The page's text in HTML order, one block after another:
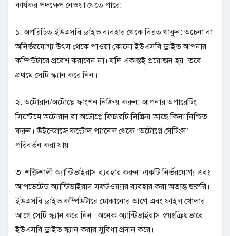
কার্যকর পদক্ষেপ নেওয়া যেতে পারে:
১. অপরিচিত ইউএসবি ড্রাইভ ব্যবহার থেকে বিরত থাকুন: অচেনা বা
অনির্ভরযোগ্য উৎস থেকে পাওয়া কোনো ইউএসবি ড্রাইভ আপনার
কম্পিউটারে প্রবেশ করাবেন না। যদি একান্তই প্রয়োজন হয়, তবে
প্রথমে সেটি স্ক্যান করে নিন।
২. অটোরান/অটোপ্লে ফাংশন নিষ্ক্রিয় করুন: আপনার অপারেটিং
সিস্টেমে অটোরান বা অটোপ্লে ফিচারটি নিষ্ক্রিয় আছে কিনা নিশ্চিত
করুন। উইন্ডোজে কন্ট্রোল প্যানেল থেকে ‘অটোপ্লে সেটিংস’
পরিবর্তন করা যায়।
৩. শক্তিশালী অ্যান্টিভাইরাস ব্যবহার করুন: একটি নির্ভরযোগ্য এবং
আপডেটেড অ্যান্টিভাইরাস সফটওয়্যার ব্যবহার করা অত্যন্ত জরুরি।
ইউএসবি ড্রাইভ কম্পিউটারে ঢোকানোর আগে এবং ফাইল খোলার
আগে সেটি স্ক্যান করে নিন। অনেক অ্যান্টিভাইরাস স্বয়ংক্রিয়ভাবে
ইউএসবি ড্রাইভ স্ক্যান করার সুবিধা প্রদান করে।